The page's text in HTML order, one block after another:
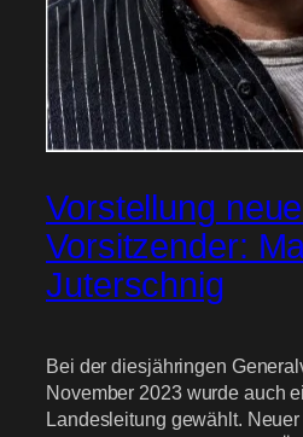
Vorstellung
Vorsitzender:
Juterschnig
Bei der diesjähringen
November 2023 wurde auch
Landesleitung gewählt.